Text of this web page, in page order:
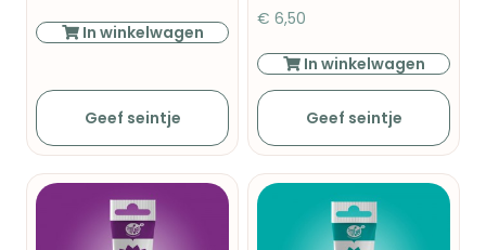
In winkelwagen
Geef seintje
€ 6,50
In winkelwagen
Geef seintje